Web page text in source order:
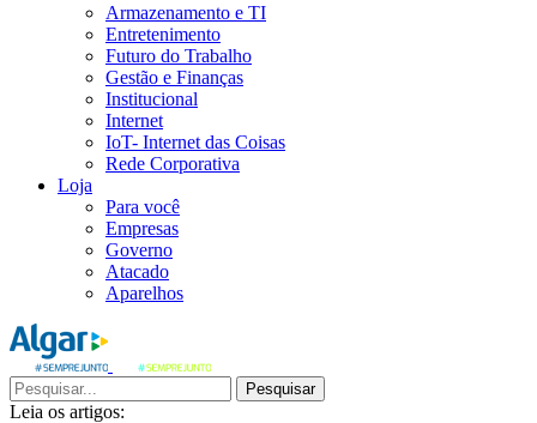
Armazenamento e TI
Entretenimento
Futuro do Trabalho
Gestão e Finanças
Institucional
Internet
IoT- Internet das Coisas
Rede Corporativa
Loja
Para você
Empresas
Governo
Atacado
Aparelhos
Pesquisar
Leia os artigos: